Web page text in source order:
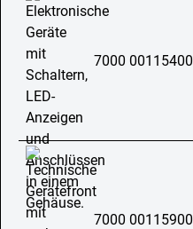
7000 00115400
7000 00115900